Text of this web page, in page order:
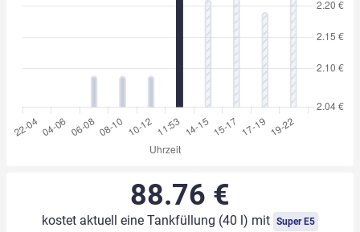
88.76 €
kostet aktuell eine Tankfüllung (40 l) mit Super E5